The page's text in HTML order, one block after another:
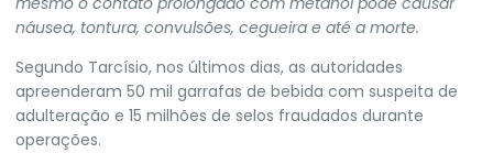
náusea, tontura, convulsões, cegueira e até a morte.
Segundo Tarcísio, nos últimos dias, as autoridades
apreenderam 50 mil garrafas de bebida com suspeita de
adulteração e 15 milhões de selos fraudados durante
operações.